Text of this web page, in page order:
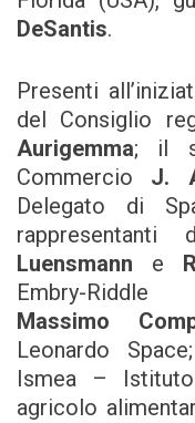
DeSantis.
Presenti
del Consiglio
Aurigemma; il
Commercio J.
Delegato di
Luensmann e
Embry-Riddle
Massimo
Leonardo
Ismea –
agricolo